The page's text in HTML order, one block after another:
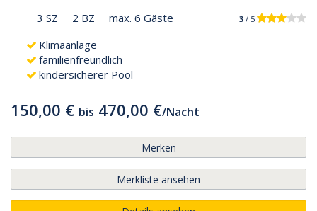
3 SZ 2 BZ max. 6 Gäste 3 / 5
Klimaanlage
familienfreundlich
kindersicherer Pool
150,00 € bis 470,00 €/Nacht
Merken
Merkliste ansehen